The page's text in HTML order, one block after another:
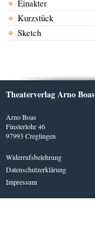
Einakter
Kurzstück
Sketch
Theaterverlag Arno Boas
Arno Boas
Finsterlohr 46
97993 Creglingen
Widerrufsbelehrung
Datenschutzerklärung
Impressum